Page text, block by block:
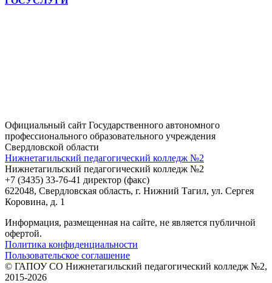
Официальный сайт Государственного автономного
профессионального образовательного учреждения
Свердловской области
Нижнетагильский педагогический колледж №2
Нижнетагильский педагогический колледж №2
+7 (3435) 33-76-41 директор (факс)
622048, Свердловская область, г. Нижний Тагил, ул. Сергея
Коровина, д. 1
Информация, размещенная на сайте, не является публичной
офертой.
Политика конфиденциальности
Пользовательское соглашение
© ГАПОУ СО Нижнетагильский педагогический колледж №2,
2015-2026